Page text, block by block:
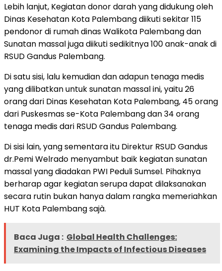
Lebih lanjut, Kegiatan donor darah yang didukung oleh
Dinas Kesehatan Kota Palembang diikuti sekitar 115
pendonor di rumah dinas Walikota Palembang dan
Sunatan massal juga diikuti sedikitnya 100 anak-anak di
RSUD Gandus Palembang.
Di satu sisi, lalu kemudian dan adapun tenaga medis
yang dilibatkan untuk sunatan massal ini, yaitu 26
orang dari Dinas Kesehatan Kota Palembang, 45 orang
dari Puskesmas se-Kota Palembang dan 34 orang
tenaga medis dari RSUD Gandus Palembang.
Di sisi lain, yang sementara itu Direktur RSUD Gandus
dr.Pemi Welrado menyambut baik kegiatan sunatan
massal yang diadakan PWI Peduli Sumsel. Pihaknya
berharap agar kegiatan serupa dapat dilaksanakan
secara rutin bukan hanya dalam rangka memeriahkan
HUT Kota Palembang sajà.
Baca Juga : Global Health Challenges:
Examining the Impacts of Infectious Diseases